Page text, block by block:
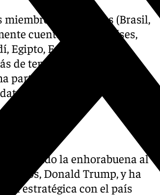
miembros fundadores (Brasil,
cuentan con 11 países,
Egipto, Emiratos Árabes
de tener varias naciones
parte de este bloque, lo que
ha dado la enhorabuena al
Unidos, Donald Trump, y ha
estratégica con el país